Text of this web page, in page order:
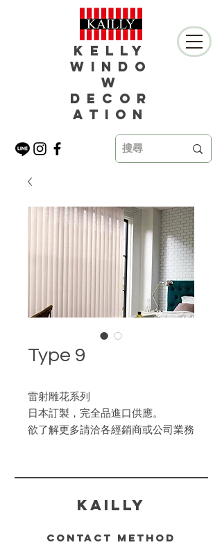
Kelly
Windo
w
Decor
ation
Type 9
雷射雕花系列
日本訂製，完全品進口供應。
欲了解更多請洽各經銷商或公司業務
​KAILLY
contact method